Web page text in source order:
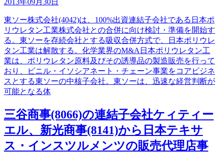
東ソー株式会社(4042)は、100%出資連結子会社である日本ポ
リウレタン工業株式会社との合併に向け検討・準備を開始す
る。東ソーを存続会社とする吸収合併方式で、日本ポリウレ
タン工業は解散する。化学業界のM&A日本ポリウレタン工
業は、ポリウレタン原料及びその誘導品の製造販売を行って
おり、ビニル・イソシアネート・チェーン事業をコアビジネ
スとする東ソーの中核子会社。東ソーは、迅速な経営判断が
可能となる体
三谷商事(8066)の連結子会社ケィティー
エル、新光商事(8141)から日本テキサ
ス・インスツルメンツの販売代理店事